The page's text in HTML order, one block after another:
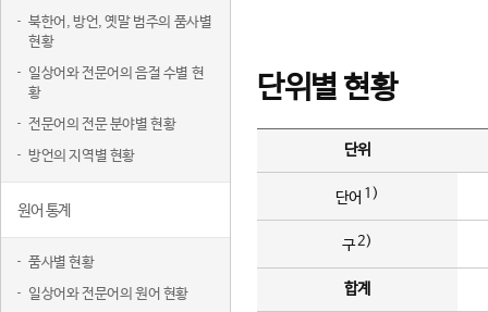
북한어, 방언, 옛말 범주의 품사별
현황
일상어와 전문어의 음절 수별 현
황
전문어의 전문 분야별 현황
방언의 지역별 현황
원어 통계
품사별 현황
일상어와 전문어의 원어 현황
단위별 현황
단위
단어 1)
구2)
합계